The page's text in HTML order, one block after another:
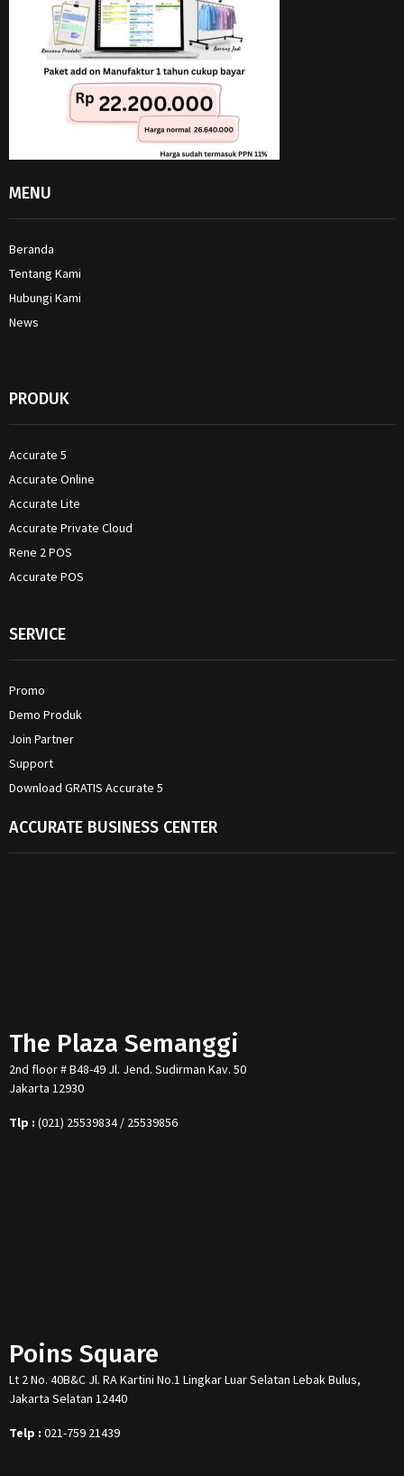
MENU
Beranda
Tentang Kami
Hubungi Kami
News
PRODUK
Accurate 5
Accurate Online
Accurate Lite
Accurate Private Cloud
Rene 2 POS
Accurate POS
SERVICE
Promo
Demo Produk
Join Partner
Support
Download GRATIS Accurate 5
ACCURATE BUSINESS CENTER
The Plaza Semanggi
2nd floor # B48-49 Jl. Jend. Sudirman Kav. 50
Jakarta 12930
Tlp : (021) 25539834 / 25539856
Poins Square
Lt 2 No. 40B&C Jl. RA Kartini No.1 Lingkar Luar Selatan Lebak Bulus,
Jakarta Selatan 12440
Telp : 021-759 21439